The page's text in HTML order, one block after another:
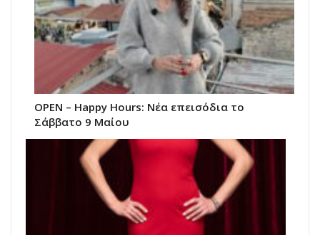
ΟΡΕΝ – Happy Hours: Νέα επεισόδια το
Σάββατο 9 Μαίου